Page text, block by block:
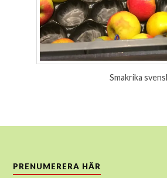
Smakrika
PRENUMERERA HÄR